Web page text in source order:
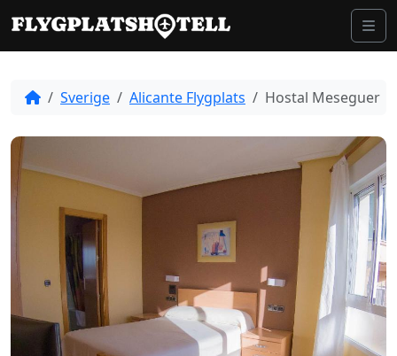
Sverige Alicante Flygplats Hostal Meseguer